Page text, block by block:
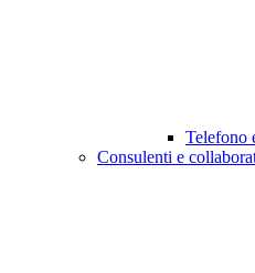
Telefono
Consulenti e